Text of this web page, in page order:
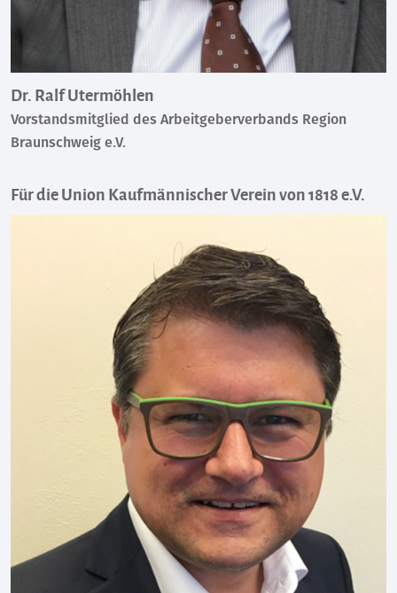
Dr. Ralf Utermöhlen
Vorstandsmitglied des Arbeitgeberverbands Region
Braunschweig e.V.
Für die Union Kaufmännischer Verein von 1818 e.V.